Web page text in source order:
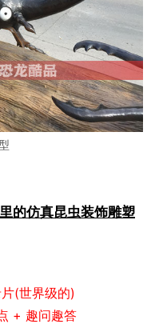
的仿真昆虫装饰雕塑
(世界级的)
+ 趣问趣答